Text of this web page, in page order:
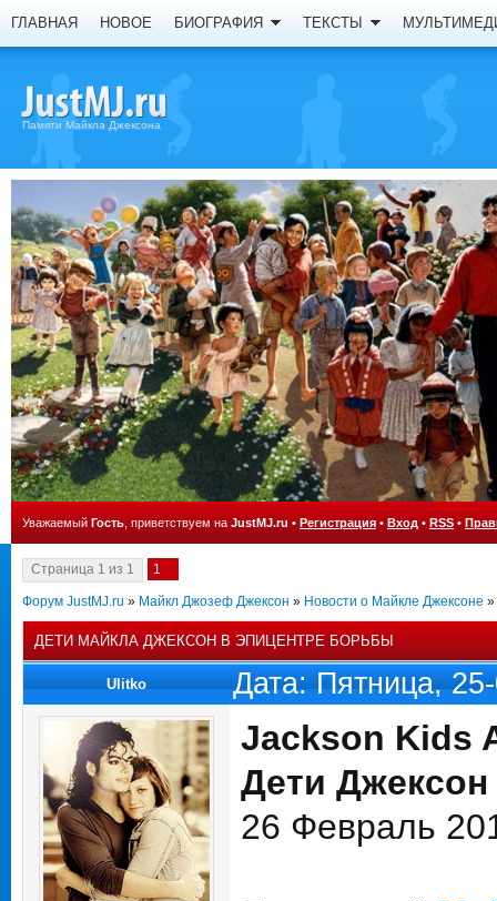
ГЛАВНАЯ НОВОЕ БИОГРАФИЯ ТЕКСТЫ
Памяти Майкла Джексона
Уважаемый Гость , приветствуем на JustMJ.ru • Регистрация • Вход • RSS •
Страница 1 из 1 1
Форум JustMJ.ru » Майкл Джозеф Джексон » Новости о Майкле Джексоне »
ДЕТИ МАЙКЛА ДЖЕКСОН В ЭПИЦЕНТРЕ БОРЬБЫ
Ulitko Дата: Пятница,
Jackson Kids
Дети Джексон
26 Февраль